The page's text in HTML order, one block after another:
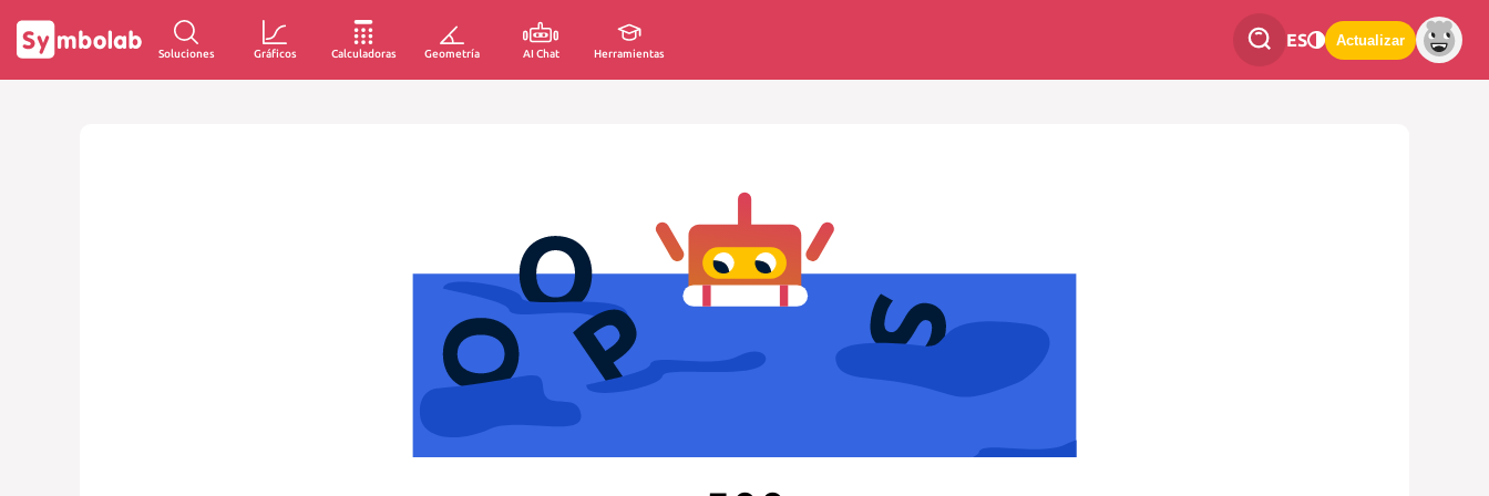
Soluciones Gráficos Calculadoras Geometría AI Chat Herramientas
ES Actualizar